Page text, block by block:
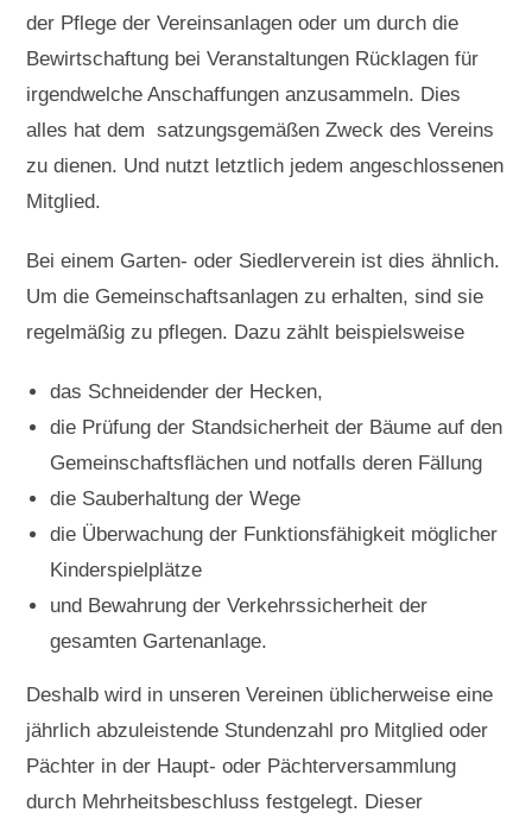
der Pflege der Vereinsanlagen oder um durch die
Bewirtschaftung bei Veranstaltungen Rücklagen für
irgendwelche Anschaffungen anzusammeln. Dies
alles hat dem satzungsgemäßen Zweck des Vereins
zu dienen. Und nutzt letztlich jedem angeschlossenen
Mitglied.
Bei einem Garten- oder Siedlerverein ist dies ähnlich.
Um die Gemeinschaftsanlagen zu erhalten, sind sie
regelmäßig zu pflegen. Dazu zählt beispielsweise
das Schneidender der Hecken,
die Prüfung der Standsicherheit der Bäume auf den
Gemeinschaftsflächen und notfalls deren Fällung
die Sauberhaltung der Wege
die Überwachung der Funktionsfähigkeit möglicher
Kinderspielplätze
und Bewahrung der Verkehrssicherheit der
gesamten Gartenanlage.
Deshalb wird in unseren Vereinen üblicherweise eine
jährlich abzuleistende Stundenzahl pro Mitglied oder
Pächter in der Haupt- oder Pächterversammlung
durch Mehrheitsbeschluss festgelegt. Dieser